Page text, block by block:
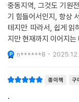
중동지역, 그것도 기원
기 힘들어서인지, 항상
테지만. 따라서, 쉽게 읽
지만 현재까지 이어지
n******8
종이책 구
.